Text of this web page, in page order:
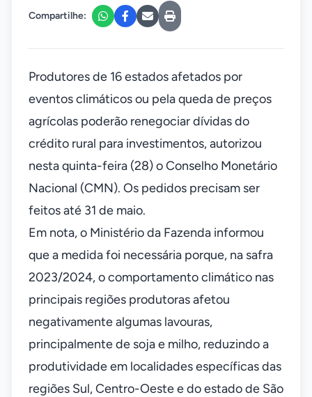
Compartilhe:
Produtores de 16 estados afetados por
eventos climáticos ou pela queda de preços
agrícolas poderão renegociar dívidas do
crédito rural para investimentos, autorizou
nesta quinta-feira (28) o Conselho Monetário
Nacional (CMN). Os pedidos precisam ser
feitos até 31 de maio.
Em nota, o Ministério da Fazenda informou
que a medida foi necessária porque, na safra
2023/2024, o comportamento climático nas
principais regiões produtoras afetou
negativamente algumas lavouras,
principalmente de soja e milho, reduzindo a
produtividade em localidades específicas das
regiões Sul, Centro-Oeste e do estado de São